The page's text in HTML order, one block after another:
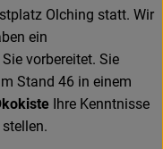
Olching statt. Wir
ein
vorbereitet. Sie
Stand 46 in einem
Ihre Kenntnisse